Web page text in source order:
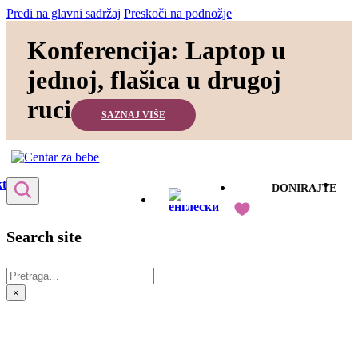
Pređi na glavni sadržaj Preskoči na podnožje
Konferencija: Laptop u
jednoj, flašica u drugoj
ruci
SAZNAJ VIŠE
Search site
Pretraga
×
DONIRAJTE